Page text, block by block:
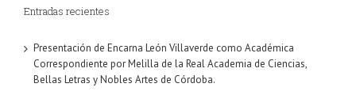
Entradas recientes
Presentación de Encarna León Villaverde como Académica
Correspondiente por Melilla de la Real Academia de Ciencias,
Bellas Letras y Nobles Artes de Córdoba.